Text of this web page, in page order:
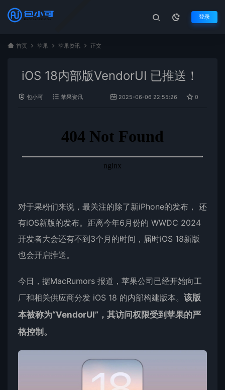
登录
首页 苹果 苹果资讯 正文
iOS 18内部版VendorUI 已推送！
包小可 苹果资讯 2025-06-06 22:55:26 0
对于果粉们来说，最关注的除了新iPhone的发布， 还
有iOS新版的发布。距离今年6月份的 WWDC 2024
开发者大会还有不到3个月的时间，届时iOS 18新版
也会开启推送。
今日，据MacRumors 报道， 苹果公司 已经开始向工
厂和相关供应商分发 iOS 18 的内部构建版本。 该版
本被称为“VendorUI”，其访问权限受到苹果的严
格控制。